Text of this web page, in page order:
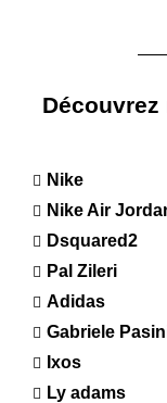
Nike
Nike Air
Dsquared2
Pal Zileri
Adidas
Gabriele
Ixos
Ly adams